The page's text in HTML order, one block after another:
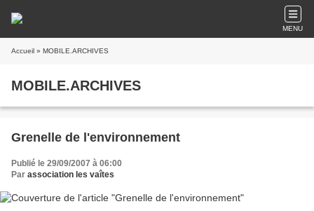
MENU
Accueil » MOBILE.ARCHIVES
MOBILE.ARCHIVES
Grenelle de l'environnement
Publié le 29/09/2007 à 06:00
Par association les vaîtes